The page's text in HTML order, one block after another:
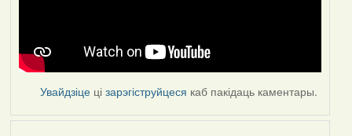
Увайдзіце цізарэгіструйцеся каб пакідаць каментары.